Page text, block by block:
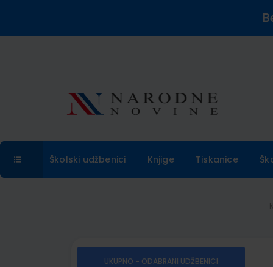
Školski udžbenici Knjige Tiskanice
UKUPNO - ODABRANI UDŽBENICI